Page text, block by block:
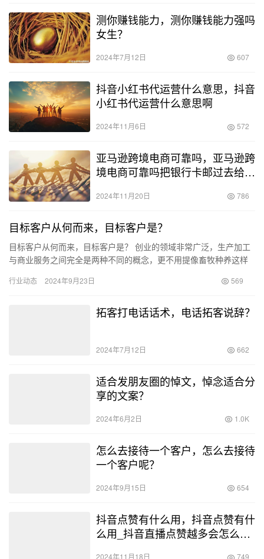
测你赚钱能力，测你赚钱能力强吗
女生？
2024年7月12日 607
抖音小红书代运营什么意思，抖音
小红书代运营什么意思啊
2024年11月6日 572
亚马逊跨境电商可靠吗，亚马逊跨
境电商可靠吗把银行卡邮过去给1
2024年11月20日 786
目标客户从何而来，目标客户是？
目标客户从何而来，目标客户是？ 创业的领域非常广泛，生产加工
与商业服务之间完全是两种不同的概念，更不用提像畜牧种养这样
的…
行业动态 2024年9月23日 569
拓客打电话话术，电话拓客说辞？
2024年7月12日 662
适合发朋友圈的悼文，悼念适合分
享的文案？
2024年6月2日 1.0K
怎么去接待一个客户，怎么去接待
一个客户呢？
2024年9月15日 654
抖音点赞有什么用，抖音点赞有什
么用_抖音直播点赞越多会怎么样
2024年11月18日 749